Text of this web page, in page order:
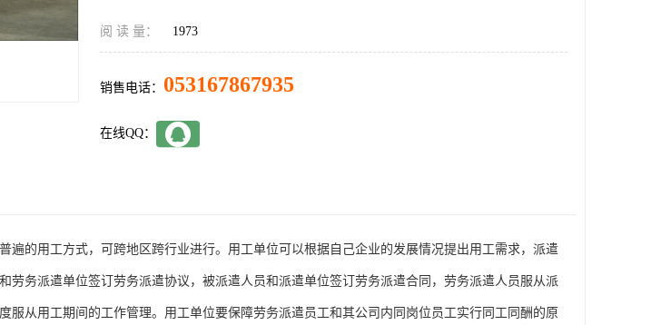
阅 读 量： 1973
销售电话： 053167867935
在线QQ：
遍的用工方式，可跨地区跨行业进行。用工单位可以根据自己企业的发展情况提出用工需求，派遣
劳务派遣单位签订劳务派遣协议，被派遣人员和派遣单位签订劳务派遣合同，劳务派遣人员服从派
服从用工期间的工作管理。用工单位要保障劳务派遣员工和其公司内同岗位员工实行同工同酬的原